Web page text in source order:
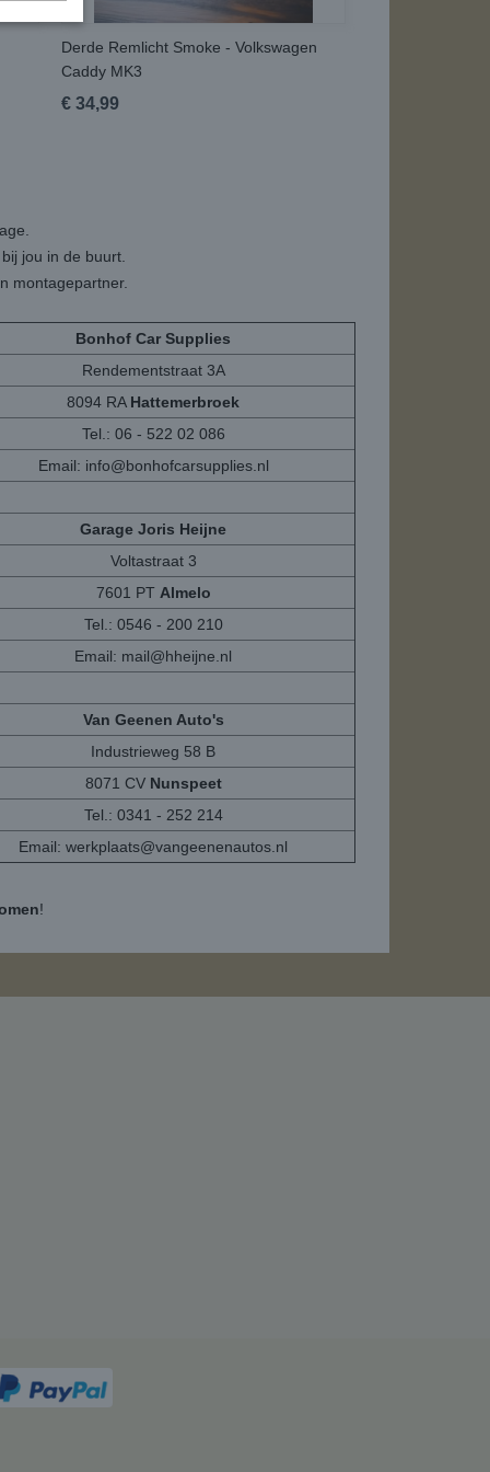
Derde Remlicht Smoke - Volkswagen
Caddy MK3
€ 34,99
jou in de buurt.
montagepartner.
Bonhof Car Supplies
Rendementstraat 3A
8094 RA Hattemerbroek
Tel.: 06 - 522 02 086
Email: info@bonhofcarsupplies.nl
Garage Joris Heijne
Voltastraat 3
7601 PT Almelo
Tel.: 0546 - 200 210
Email: mail@hheijne.nl
Van Geenen Auto's
Industrieweg 58 B
8071 CV Nunspeet
Tel.: 0341 - 252 214
Email: werkplaats@vangeenenautos.nl
!